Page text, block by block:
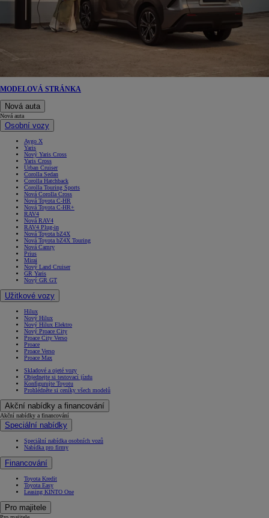
MODELOVÁ STRÁNKA
Nová auta
Nová auta
Osobní vozy
Aygo X
Yaris
Nový Yaris Cross
Yaris Cross
Urban Cruiser
Corolla Sedan
Corolla Hatchback
Corolla Touring Sports
Nová Corolla Cross
Nová Toyota C-HR
Nová Toyota C-HR+
RAV4
Nová RAV4
RAV4 Plug-in
Nová Toyota bZ4X
Nová Toyota bZ4X Touring
Nová Camry
Prius
Mirai
Nový Land Cruiser
GR Yaris
Nový GR GT
Užitkové vozy
Hilux
Nový Hilux
Nový Hilux Elektro
Nový Proace City
Proace City Verso
Proace
Proace Verso
Proace Max
Skladové a ojeté vozy
Objednejte si testovací jízdu
Konfigurujte Toyotu
Prohlédněte si ceníky všech modelů
Akční nabídky a financování
Akční nabídky a financování
Speciální nabídky
Speciální nabídka osobních vozů
Nabídka pro firmy
Financování
Toyota Kredit
Toyota Easy
Leasing KINTO One
Pro majitele